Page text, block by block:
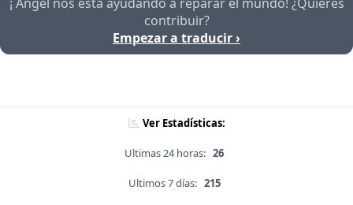
contribuir?
Empezar a traducir ›
Ver Estadísticas:
Ultimas 24 horas: 26
Ultimos 7 días: 215